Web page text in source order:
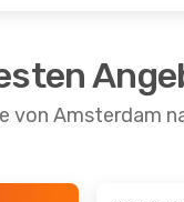
von Amsterdam